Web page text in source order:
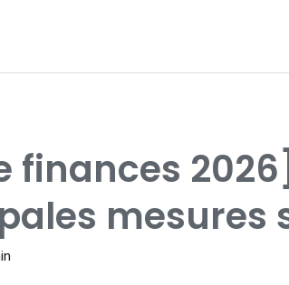
finances
mesures